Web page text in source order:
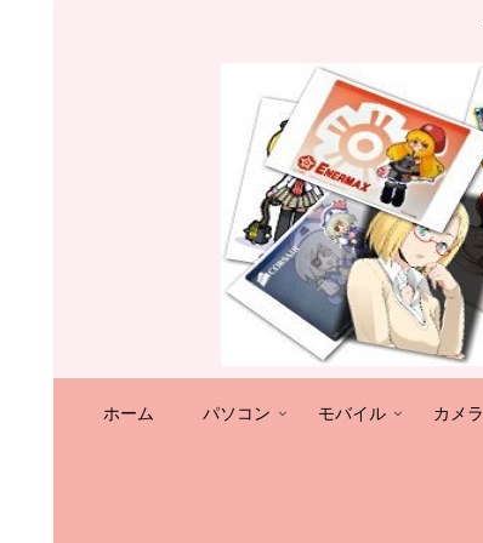
ホーム パソコン モバイル カメラ